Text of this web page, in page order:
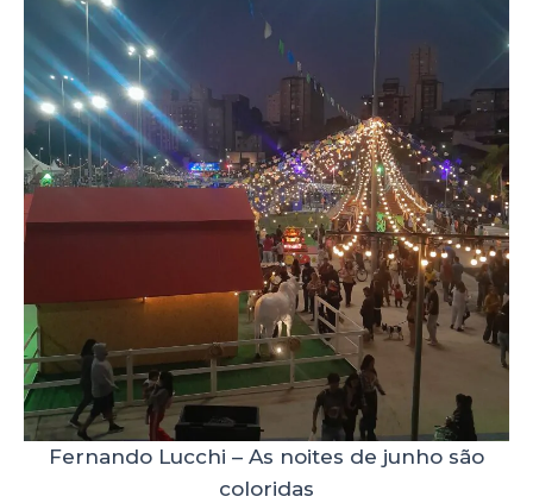
Fernando Lucchi – As noites de junho são
coloridas